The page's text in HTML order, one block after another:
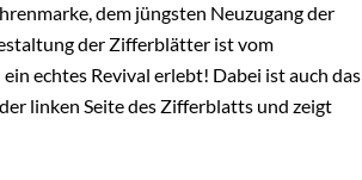
dem jüngsten Neuzugang der
der Zifferblätter ist vom
echtes Revival erlebt! Dabei ist auch das
linken Seite des Zifferblatts und zeigt